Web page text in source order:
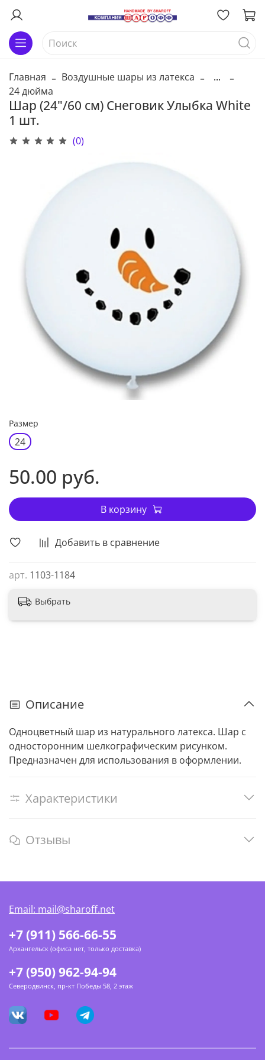
Главная Воздушные шары из латекса
...
24 дюйма
Шар (24"/60 см) Снеговик Улыбка White
1 шт.
(0)
Добавить в сравнение
арт. 1103-1184
Размер
24
50.00 руб.
В корзину
Выбрать
Описание
Одноцветный шар из натурального латекса. Шар с
односторонним шелкографическим рисунком.
Предназначен для использования в оформлении.
Характеристики
Отзывы
+7 (911) 566-66-55
Архангельск (офиса нет, только доставка)
+7 (950) 962-94-94
Северодвинск, пр-кт Победы 58, 2 этаж
Email: mail@sharoff.net